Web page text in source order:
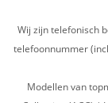
Wij zijn telefonisch
telefoonnummer
Modellen van